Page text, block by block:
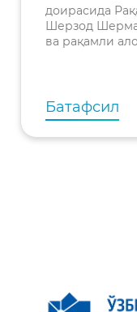
доирасида
Шерзод
ва рақамли
Батафсил